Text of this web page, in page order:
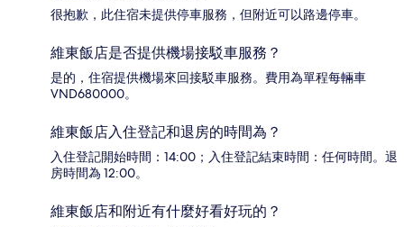
很抱歉，此住宿未提供停車服務，但附近可以路邊停車。
維東飯店是否提供機場接駁車服務？
是的，住宿提供機場來回接駁車服務。費用為單程每輛車
VND680000。
維東飯店入住登記和退房的時間為？
入住登記開始時間：14:00；入住登記結束時間：任何時間。退
房時間為 12:00。
維東飯店和附近有什麼好看好玩的？